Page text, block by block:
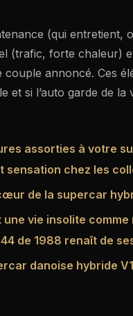
(qui entretient,
(trafic, forte chaleur)
annoncé. Ces
et si l’auto garde de la
assorties à votre
sensation chez les
de la supercar
une vie insolite
de 1988 renaît de
danoise hybride